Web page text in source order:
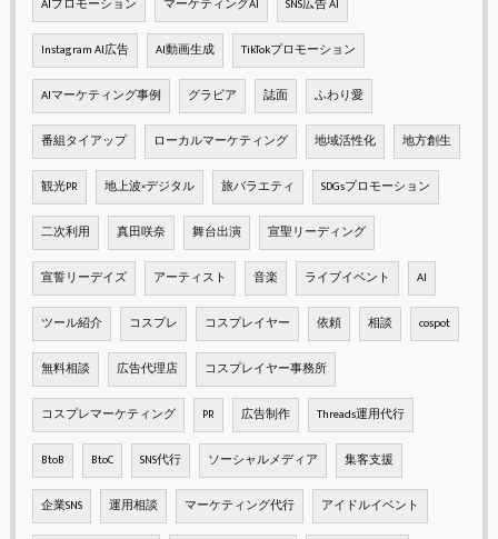
AIプロモーション マーケティングAI SNS広告 AI
Instagram AI広告 AI動画生成 TikTokプロモーション
AIマーケティング事例 グラビア 誌面 ふわり愛
番組タイアップ ローカルマーケティング 地域活性化 地方創生
観光PR 地上波×デジタル 旅バラエティ SDGsプロモーション
二次利用 真田咲奈 舞台出演 宣聖リーディング
宣誓リーデイズ アーティスト 音楽 ライブイベント AI
ツール紹介 コスプレ コスプレイヤー 依頼 相談 cospot
無料相談 広告代理店 コスプレイヤー事務所
コスプレマーケティング PR 広告制作 Threads運用代行
BtoB BtoC SNS代行 ソーシャルメディア 集客支援
企業SNS 運用相談 マーケティング代行 アイドルイベント